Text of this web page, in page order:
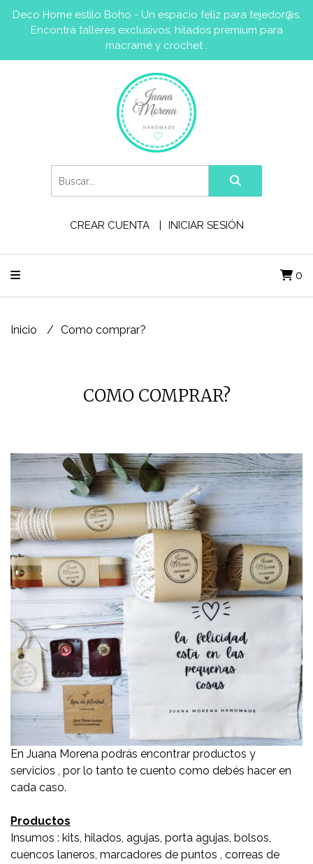
Deco Home estilo Boho - Un espacio felíz para tejedor@s.
Encontrá talleres exclusivos, hilados premium para
macramé y crochet .
CREAR CUENTA INICIAR SESIÓN
0
Inicio Como comprar?
COMO COMPRAR?
En Juana Morena podrás encontrar productos y
servicios , por lo tanto te cuento como debés hacer en
cada caso.
Productos
Insumos : kits, hilados, agujas, porta agujas, bolsos,
cuencos laneros, marcadores de puntos , correas de